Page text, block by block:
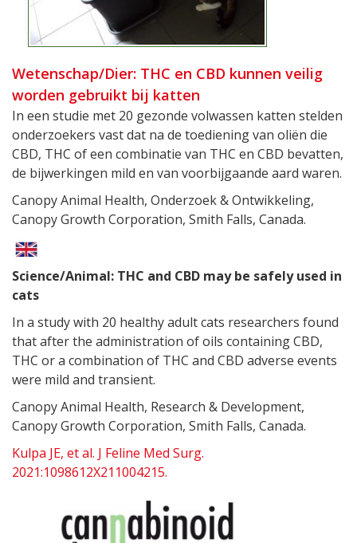
Wetenschap/Dier: THC en CBD kunnen veilig
worden gebruikt bij katten
In een studie met 20 gezonde volwassen katten stelden
onderzoekers vast dat na de toediening van oliën die
CBD, THC of een combinatie van THC en CBD bevatten,
de bijwerkingen mild en van voorbijgaande aard waren.
Canopy Animal Health, Onderzoek & Ontwikkeling,
Canopy Growth Corporation, Smith Falls, Canada.
Science/Animal: THC and CBD may be safely used in
cats
In a study with 20 healthy adult cats researchers found
that after the administration of oils containing CBD,
THC or a combination of THC and CBD adverse events
were mild and transient.
Canopy Animal Health, Research & Development,
Canopy Growth Corporation, Smith Falls, Canada.
Kulpa JE, et al. J Feline Med Surg.
2021:1098612X211004215.